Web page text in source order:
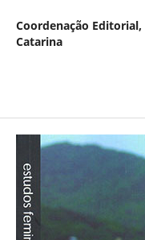
Coordenação Editorial,
Catarina